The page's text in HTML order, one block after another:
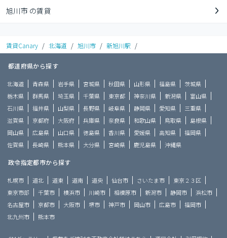
旭川市 の賃貸
賃貸Canary / 北海道 / 旭川市 / 新旭川駅 /
都道府県から探す
北海道 青森県 岩手県 宮城県 秋田県 山形県 福島県
茨城県
栃木県
群馬県 埼玉県 千葉県 東京都 神奈川県 新潟県
富山県
石川県
福井県 山梨県 長野県 岐阜県 静岡県 愛知県
三重県
滋賀県
京都府 大阪府 兵庫県 奈良県 和歌山県 鳥取県
島根県
岡山県
広島県 山口県 徳島県 香川県 愛媛県 高知県
福岡県
佐賀県
長崎県 熊本県 大分県 宮崎県 鹿児島県 沖縄県
政令指定都市から探す
札幌市 道北 道東 道南 道央 仙台市 さいたま市
東京２３区
東京市部
千葉市 横浜市 川崎市 相模原市 新潟市 静岡市
浜松市
名古屋市
京都市 大阪市 堺市 神戸市 岡山市 広島市
福岡市
北九州市
熊本市